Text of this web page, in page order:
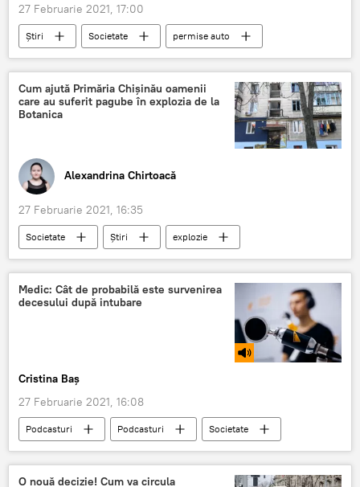
27 Februarie 2021, 17:00
Știri Societate
permise auto
permis special
permis de conducere
Cum ajută Primăria Chișinău oamenii
care au suferit pagube în explozia de la
Botanica
Alexandrina Chirtoacă
27 Februarie 2021, 16:35
Societate Știri
explozie
sectorul Botanica
primăria Chișinău
Medic: Cât de probabilă este survenirea
decesului după intubare
Cristina Baș
27 Februarie 2021, 16:08
Podcasturi Podcasturi
Societate
Republica Moldova
Medicină
COVID-19
pacient
O nouă decizie! Cum va circula